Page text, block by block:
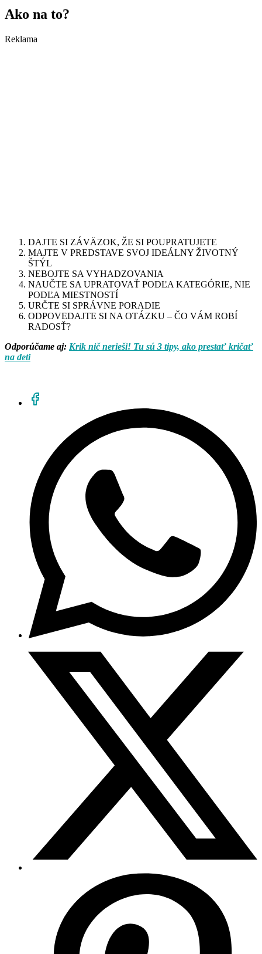
Ako na to?
Reklama
DAJTE SI ZÁVÄZOK, ŽE SI POUPRATUJETE
MAJTE V PREDSTAVE SVOJ IDEÁLNY ŽIVOTNÝ
ŠTÝL
NEBOJTE SA VYHADZOVANIA
NAUČTE SA UPRATOVAŤ PODĽA KATEGÓRIE, NIE
PODĽA MIESTNOSTÍ
URČTE SI SPRÁVNE PORADIE
ODPOVEDAJTE SI NA OTÁZKU – ČO VÁM ROBÍ
RADOSŤ?
Odporúčame aj: Krik nič nerieši! Tu sú 3 tipy, ako prestať kričať
na deti